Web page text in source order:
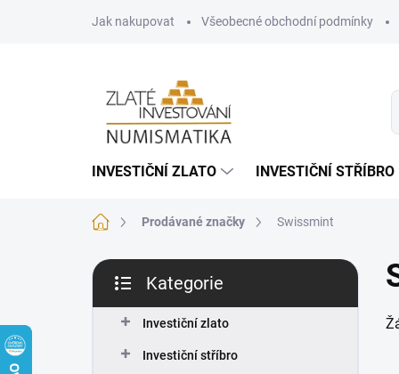
Jak nakupovat Všeobecné obchodní podmínky
INVESTIČNÍ ZLATO INVESTIČNÍ STŘÍBRO
Domů Prodávané značky Swissmint
P
s
kategorie
Kategorie
Investiční zlato
Investiční stříbro